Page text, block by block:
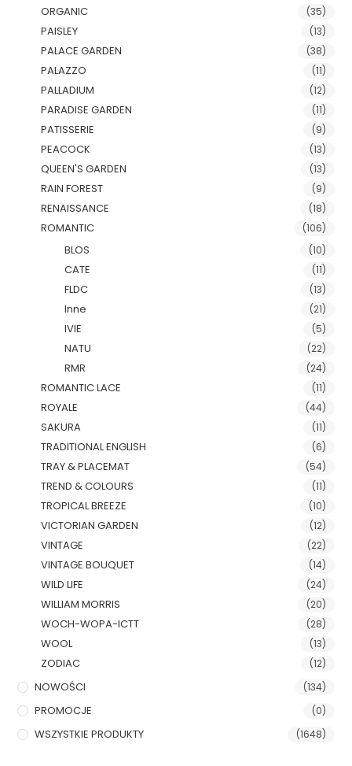
ORGANIC (35)
PAISLEY (13)
PALACE GARDEN (38)
PALAZZO (11)
PALLADIUM (12)
PARADISE GARDEN (11)
PATISSERIE (9)
PEACOCK (13)
QUEEN'S GARDEN (13)
RAIN FOREST (9)
RENAISSANCE (18)
ROMANTIC (106)
BLOS (10)
CATE (11)
FLDC (13)
Inne (21)
IVIE (5)
NATU (22)
RMR (24)
ROMANTIC LACE (11)
ROYALE (44)
SAKURA (11)
TRADITIONAL ENGLISH (6)
TRAY & PLACEMAT (54)
TREND & COLOURS (11)
TROPICAL BREEZE (10)
VICTORIAN GARDEN (12)
VINTAGE (22)
VINTAGE BOUQUET (14)
WILD LIFE (24)
WILLIAM MORRIS (20)
WOCH-WOPA-ICTT (28)
WOOL (13)
ZODIAC (12)
NOWOŚCI (134)
PROMOCJE (0)
WSZYSTKIE PRODUKTY (1648)